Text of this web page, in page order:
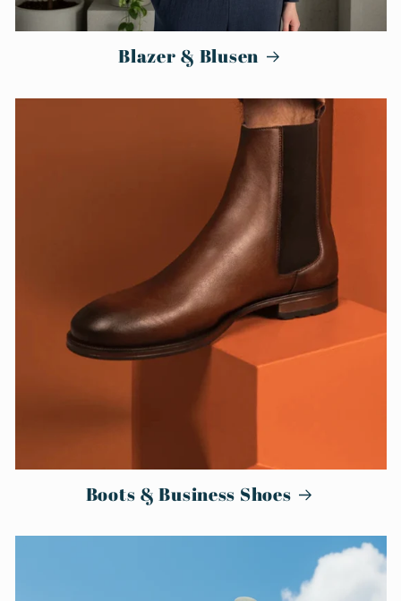
Blazer & Blusen
Boots & Business Shoes